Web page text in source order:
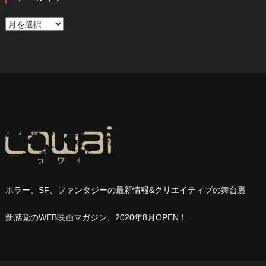
ア
ホラー、SF、ファンタジーの最新情報&クリエイティブの舞台裏
新感覚のWEB映画マガジン、2020年8月OPEN ！